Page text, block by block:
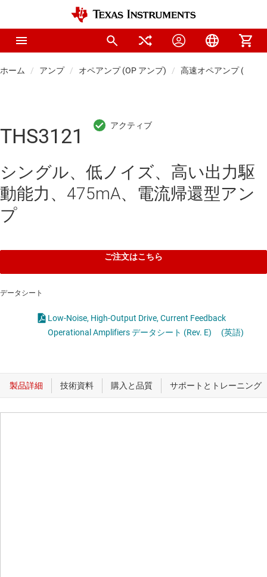
ホーム アンプ オペアンプ (OP アンプ) 高速オペアンプ
THS3121
シングル、低ノイズ、高い出力駆
動能力、475mA、電流帰還型アン
プ
ご注文はこちら
データシート
Low-Noise, High-Output Drive, Current Feedback
Operational Amplifiers データシート (Rev. E)
(英語)